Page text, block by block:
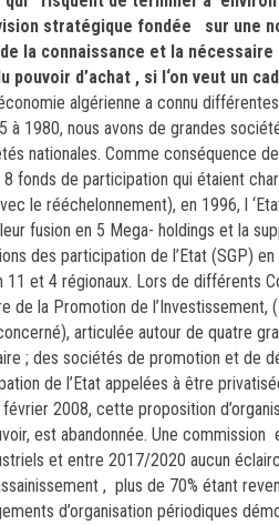
stratégique fondée sur une
la connaissance et la
d’achat , si l‘on veut un
algérienne a connu
1980, nous avons de grandes
nationales. Comme conséquence
fonds de participation qui étaient
le rééchelonnement), en 1996, l
fusion en 5 Mega- holdings et la
des participation de l’Etat (SGP)
et 4 régionaux. Lors de différents
de la Promotion de
articulée autour de quatre
; des sociétés de promotion et de
de l’Etat appelées à être
2008, cette proposition
est abandonnée. Une
et entre 2017/2020 aucun
, plus de 70% étant
d’organisation périodiques